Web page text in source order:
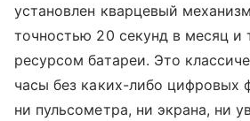
установлен кварцевый
точностью 20 секунд в месяц и
ресурсом батареи. Это
часы без каких-либо цифровых
ни пульсометра, ни экрана, ни